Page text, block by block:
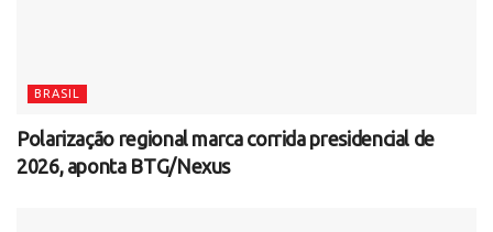
BRASIL
Polarização regional marca corrida presidencial de
2026, aponta BTG/Nexus